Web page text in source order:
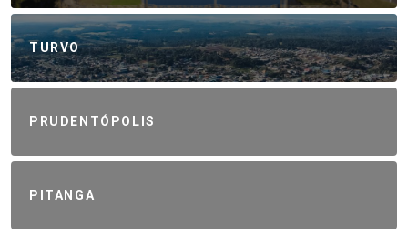
TURVO
PRUDENTÓPOLIS
PITANGA